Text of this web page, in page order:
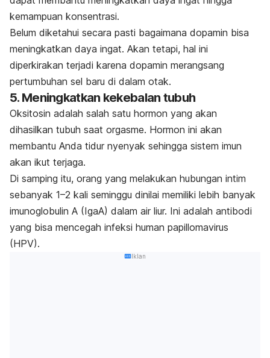
kemampuan konsentrasi.
Belum diketahui secara pasti bagaimana dopamin bisa
meningkatkan daya ingat. Akan tetapi, hal ini
diperkirakan terjadi karena dopamin merangsang
pertumbuhan sel baru di dalam otak.
5. Meningkatkan kekebalan tubuh
Oksitosin adalah salah satu hormon yang akan
dihasilkan tubuh saat orgasme. Hormon ini akan
membantu Anda tidur nyenyak sehingga sistem imun
akan ikut terjaga.
Di samping itu, orang yang melakukan hubungan intim
sebanyak 1–2 kali seminggu dinilai memiliki lebih banyak
imunoglobulin A (IgaA) dalam air liur. Ini adalah antibodi
yang bisa mencegah infeksi human papillomavirus
(HPV).
Iklan